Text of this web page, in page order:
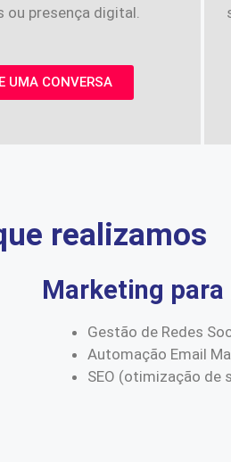
ou presença digital.
UMA CONVERSA
realizamos
Marketing
Gestão de Redes
Automação Email
SEO (otimização de